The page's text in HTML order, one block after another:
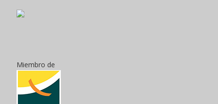
Miembro de